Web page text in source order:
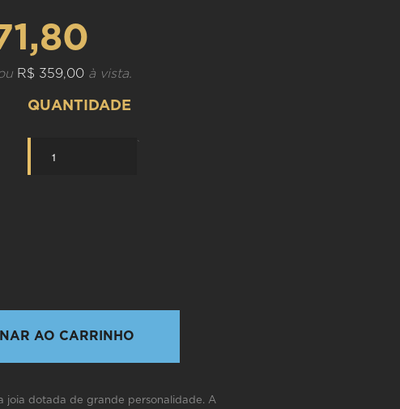
R$ 359,00 à vista.
QUANTIDADE
`
AO CARRINHO
joia dotada de grande personalidade. A